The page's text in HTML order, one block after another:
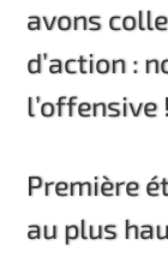
avons
d’action :
l’offensive
Première
au plus